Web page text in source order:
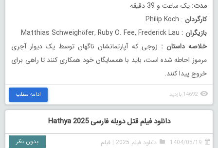
مدت: یک ساعت و 39 دقیقه
کارگردان : Philip Koch
بازیگران : Matthias Schweighöfer, Ruby O. Fee, Frederick Lau
خلاصه داستان : زوجی که آپارتمانشان ناگهان توسط یک دیوار آجری
مرموز احاطه شده است، باید با همسایگان خود همکاری کنند تا راهی برای
خروج پیدا کنند.
14692 بازدید ادامه مطلب
دانلود فیلم قتل دوبله فارسی Hathya 2025
1404/05/19 دانلود فیلم 2025 |فیلم بدون نظر